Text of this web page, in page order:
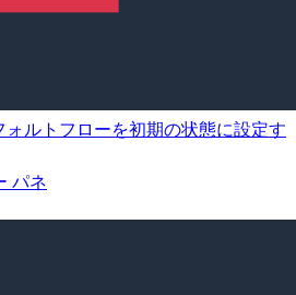
ルトフローを初期の状態に設定す
パネ